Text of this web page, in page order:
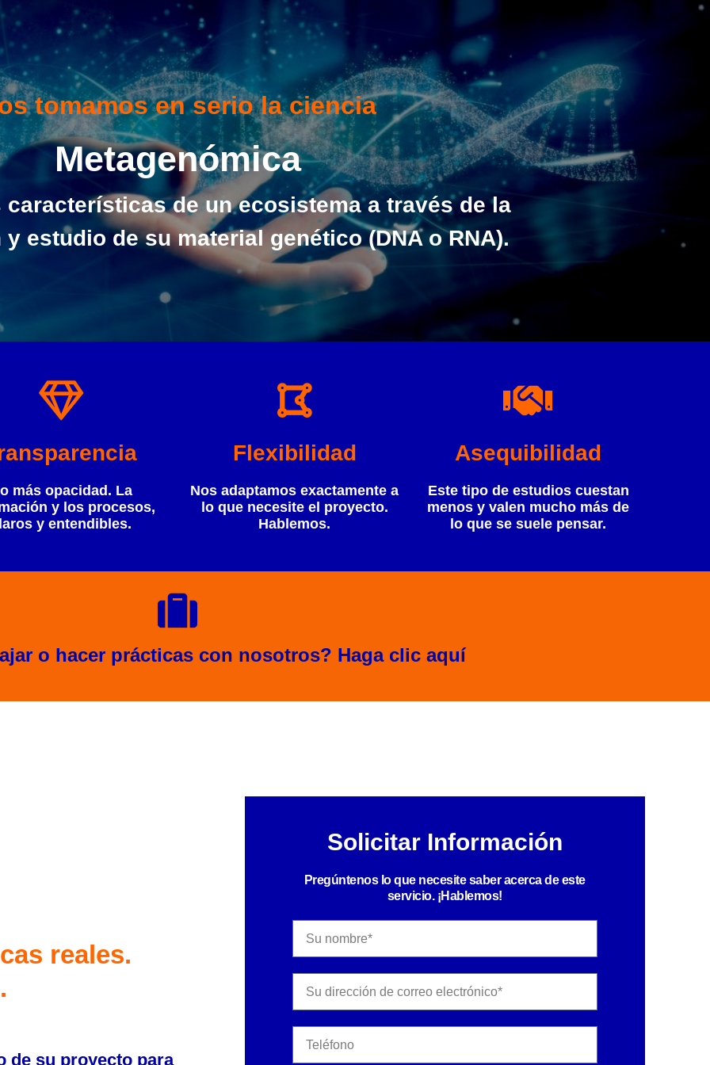
tomamos en serio la ciencia
Metagenómica
de un ecosistema a través de la
estudio de su material genético (DNA o RNA).
más opacidad. La
y los procesos,
y entendibles.
Flexibilidad
Nos adaptamos exactamente a
lo que necesite el proyecto.
Hablemos.
Asequibilidad
Este tipo de estudios cuestan
menos y valen mucho más de
lo que se suele pensar.
o hacer prácticas con nosotros? Haga clic aquí
reales.
de su proyecto para
Solicitar Información
Pregúntenos lo que necesite saber acerca de este
servicio. ¡Hablemos!